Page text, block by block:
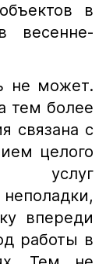
в
весенне-
не может.
тем более
связана с
целого
услуг
впереди
работы в